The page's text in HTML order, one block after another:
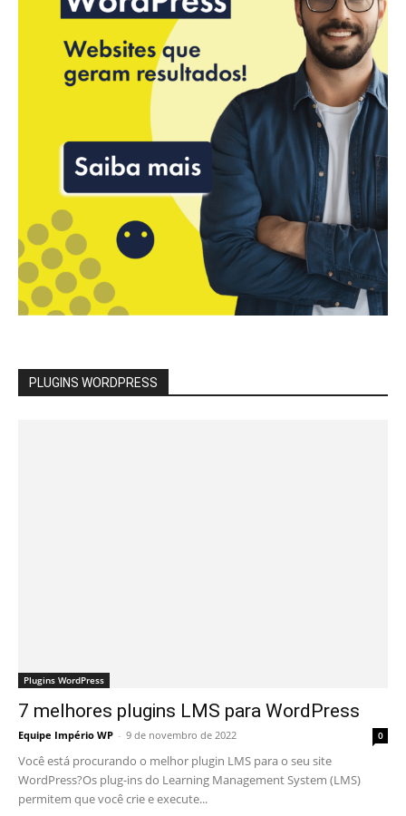
PLUGINS WORDPRESS
Plugins WordPress
7 melhores plugins LMS para WordPress
Equipe Império WP - 9 de novembro de 2022 0
Você está procurando o melhor plugin LMS para o seu site
WordPress?Os plug-ins do Learning Management System (LMS)
permitem que você crie e execute...